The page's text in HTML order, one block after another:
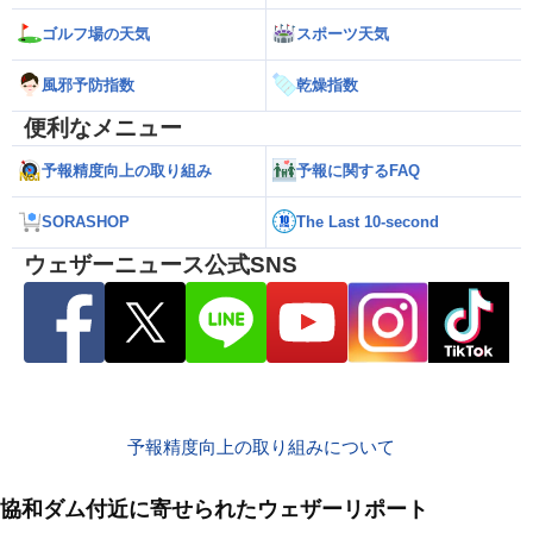
ゴルフ場の天気 スポーツ天気
風邪予防指数 乾燥指数
便利なメニュー
予報精度向上の取り組み 予報に関するFAQ
SORASHOP The Last 10-second
ウェザーニュース公式SNS
予報精度向上の取り組みについて
協和ダム付近に寄せられたウェザーリポート